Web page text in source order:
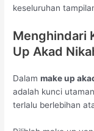
keseluruhan
Menghindari
Up Akad
Dalammake up
adalah kunci
terlalu berlebihan